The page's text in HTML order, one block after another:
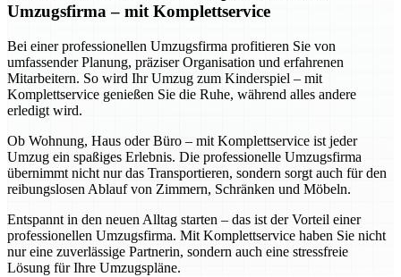
Umzugsfirma – mit Komplettservice
Bei einer professionellen Umzugsfirma profitieren Sie von
umfassender Planung, präziser Organisation und erfahrenen
Mitarbeitern. So wird Ihr Umzug zum Kinderspiel – mit
Komplettservice genießen Sie die Ruhe, während alles andere
erledigt wird.
Ob Wohnung, Haus oder Büro – mit Komplettservice ist jeder
Umzug ein spaßiges Erlebnis. Die professionelle Umzugsfirma
übernimmt nicht nur das Transportieren, sondern sorgt auch für den
reibungslosen Ablauf von Zimmern, Schränken und Möbeln.
Entspannt in den neuen Alltag starten – das ist der Vorteil einer
professionellen Umzugsfirma. Mit Komplettservice haben Sie nicht
nur eine zuverlässige Partnerin, sondern auch eine stressfreie
Lösung für Ihre Umzugspläne.